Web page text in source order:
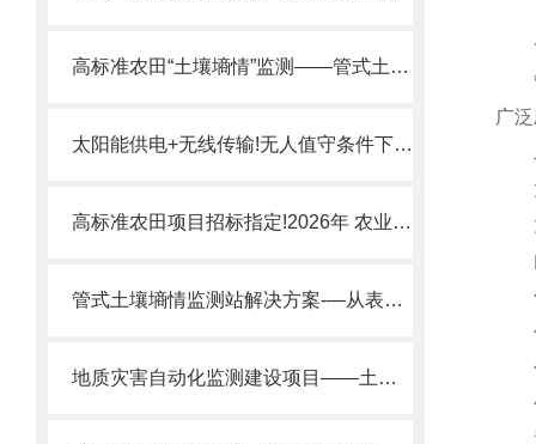
高标准农田“土壤墒情”监测——管式土壤含水率监测站技术解决方案
太阳能供电+无线传输!无人值守条件下如何实现多层土壤水分监测?
高标准农田项目招标指定!2026年 农业土壤墒情监测设备​优选厂家
管式土壤墒情监测站解决方案-—从表层到深层！大田果园灌溉好帮手。
地质灾害自动化监测建设项目——土壤含水量监测仪器的应用
一
管
广
太
太
内
传
传
传
传
通